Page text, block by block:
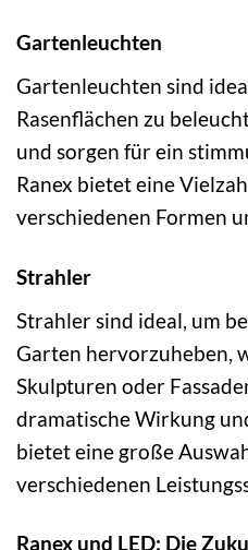
Gartenleuchten
Gartenleuchten sind
Rasenflächen zu
und sorgen für ein
Ranex bietet eine
verschiedenen Formen
Strahler
Strahler sind ideal, um
Garten hervorzuheben,
Skulpturen oder
dramatische Wirkung
bietet eine große
verschiedenen
Ranex und LED: Die